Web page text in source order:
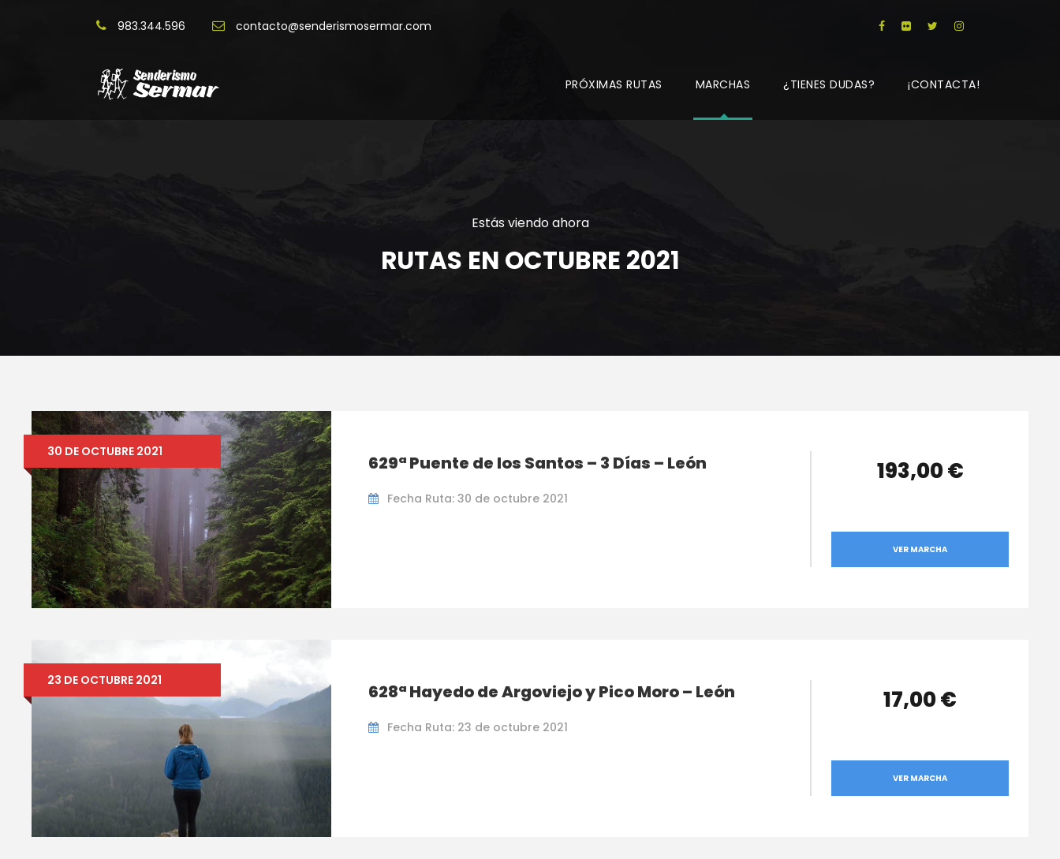
983.344.596 contacto@senderismosermar.com
PRÓXIMAS RUTAS MARCHAS ¿TIENES DUDAS? ¡CONTACTA!
Estás viendo ahora
RUTAS EN OCTUBRE 2021
30 DE OCTUBRE 2021
629ª Puente de los Santos – 3 Días – León
Fecha Ruta: 30 de octubre 2021
193,00 €
VER MARCHA
23 DE OCTUBRE 2021
628ª Hayedo de Argoviejo y Pico Moro – León
Fecha Ruta: 23 de octubre 2021
17,00 €
VER MARCHA